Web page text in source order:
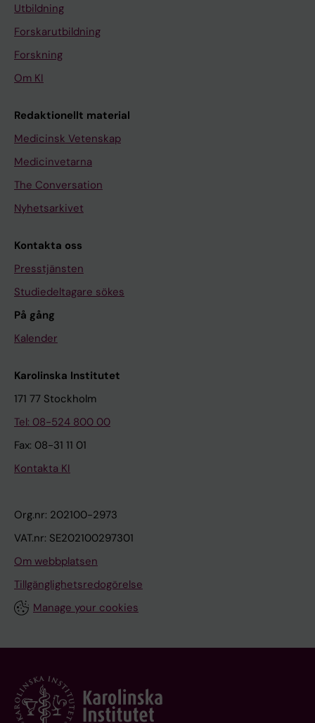
Utbildning
Forskarutbildning
Forskning
Om KI
Redaktionellt material
Medicinsk Vetenskap
Medicinvetarna
The Conversation
Nyhetsarkivet
Kontakta oss
Presstjänsten
Studiedeltagare sökes
På gång
Kalender
Karolinska Institutet
171 77 Stockholm
Tel: 08-524 800 00
Fax: 08-31 11 01
Kontakta KI
Org.nr: 202100-2973
VAT.nr: SE202100297301
Om webbplatsen
Tillgänglighetsredogörelse
Manage your cookies